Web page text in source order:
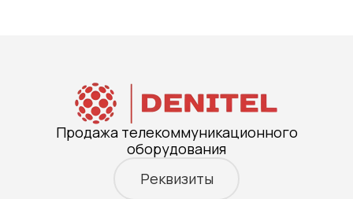
Продажа телекоммуникационного
оборудования
Реквизиты